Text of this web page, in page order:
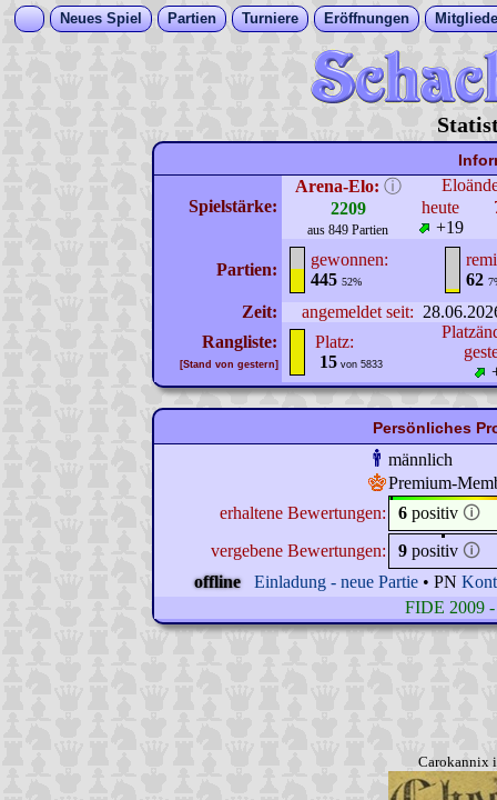
Neues Spiel Partien Turniere Eröffnungen
Spielstärke:
Arena-Elo: ⓘ
2209
aus 849 Partien
heute
+19
Partien:
gewonnen:
445 52%
62
Zeit: angemeldet seit:
Rangliste:
[Stand von gestern]
Platz:
15 von 5833
Persönliches
männlich
Premium-
erhaltene Bewertungen:
6 positiv 🛈
vergebene Bewertungen:
9 positiv 🛈
offline
Einladung - neue Partie • PN
FIDE 2009
Carokannix